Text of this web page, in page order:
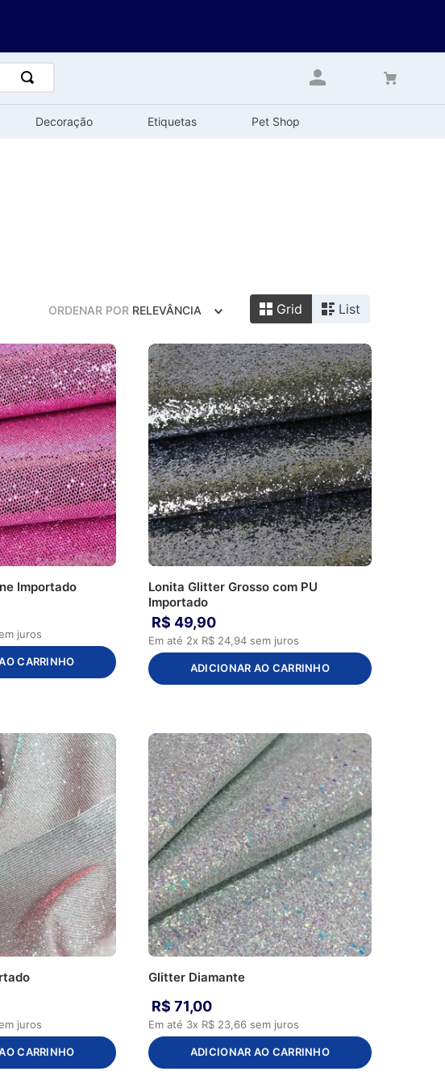
Decoração Etiquetas Pet Shop
ORDENAR POR RELEVÂNCIA Grid List
Importado
juros
CARRINHO
Lonita Glitter Grosso com PU
Importado
R$ 49,90
Em até 2x R$ 24,94 sem juros
ADICIONAR AO CARRINHO
juros
CARRINHO
Glitter Diamante
R$ 71,00
Em até 3x R$ 23,66 sem juros
ADICIONAR AO CARRINHO